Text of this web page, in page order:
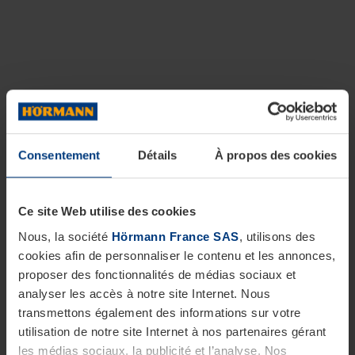
Consentement Détails À propos des cookies
Ce site Web utilise des cookies
Nous, la société Hörmann France SAS, utilisons des
cookies afin de personnaliser le contenu et les annonces,
proposer des fonctionnalités de médias sociaux et
analyser les accès à notre site Internet. Nous
transmettons également des informations sur votre
utilisation de notre site Internet à nos partenaires gérant
les médias sociaux, la publicité et l’analyse. Nos